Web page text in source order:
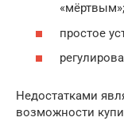
«мёртвым»;
простое
Недостатками
возможности